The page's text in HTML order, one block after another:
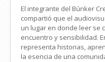
El integrante del Búnker
compartió que el
un lugar en donde leer se
encuentro y sensibilidad.
representa historias,
la esencia de una